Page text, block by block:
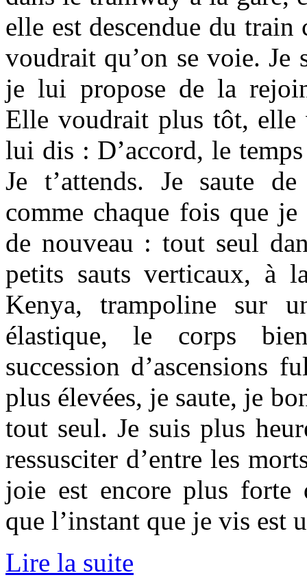
elle est descendue du
voudrait qu’on se voie. Je
je lui propose de la
Elle voudrait plus tôt, elle
lui dis : D’accord, le
Je t’attends. Je saute
comme chaque fois que
de nouveau : tout seul
petits sauts verticaux, à
Kenya, trampoline sur
élastique, le corps
succession d’ascensions
plus élevées, je saute, je
tout seul. Je suis plus
ressusciter d’entre les
joie est encore plus forte
que l’instant que je vis est
Lire la suite